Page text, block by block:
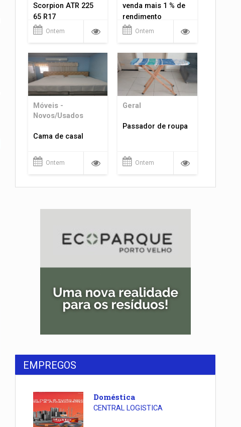
Scorpion ATR 225
65 R17
Ontem
venda mais 1 % de
rendimento
Ontem
Móveis -
Novos/Usados
Cama de casal
Ontem
Geral
Passador de roupa
Ontem
EMPREGOS
Doméstica
CENTRAL LOGISTICA